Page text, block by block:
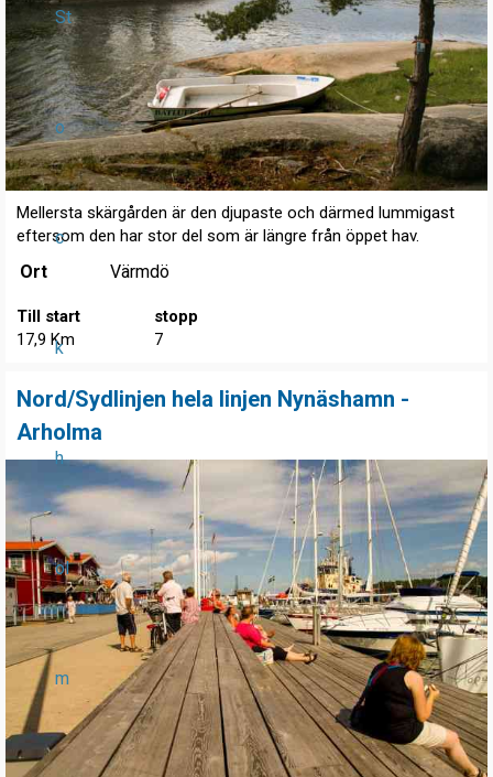
St
o
c
k
h
ol
m
Mellersta skärgården är den djupaste och därmed lummigast
eftersom den har stor del som är längre från öppet hav.
Ort Värmdö
Till start
17,9 Km
stopp
7
Nord/Sydlinjen hela linjen Nynäshamn -
Arholma